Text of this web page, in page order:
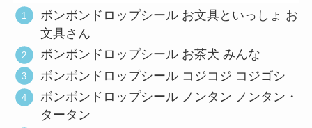
ボンボンドロップシール お文具といっしょ お
文具さん
ボンボンドロップシール お茶犬 みんな
ボンボンドロップシール コジコジ コジゴシ
ボンボンドロップシール ノンタン ノンタン・
タータン